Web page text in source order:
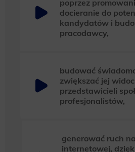
poprzez
docieranie do
kandydatów i
pracodawcy,
budować
zwiększać jej
przedstawicieli
profesjonalistów,
generować ruch
internetowej,